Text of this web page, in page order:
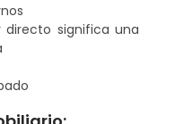
significa una